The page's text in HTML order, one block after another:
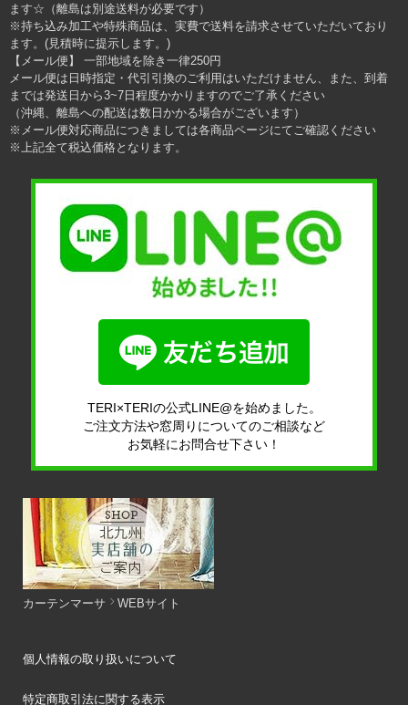
ます☆（離島は別途送料が必要です）
※持ち込み加工や特殊商品は、実費で送料を請求させていただいており
ます。(見積時に提示します。)
【メール便】 一部地域を除き一律250円
メール便は日時指定・代引引換のご利用はいただけません、また、到着
までは発送日から3~7日程度かかりますのでご了承ください
（沖縄、離島への配送は数日かかる場合がございます）
※メール便対応商品につきましては各商品ページにてご確認ください
※上記全て税込価格となります。
TERI×TERIの公式LINE@を始めました。
ご注文方法や窓周りについてのご相談など
お気軽にお問合せ下さい！
カーテンマーサ WEBサイト
個人情報の取り扱いについて
特定商取引法に関する表示